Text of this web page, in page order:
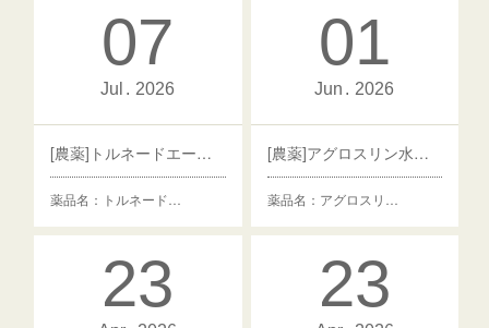
07
Jul 2026
[農薬]トルネードエースDF
薬品名：トルネード…
01
Jun 2026
[農薬]アグロスリン水和剤
薬品名：アグロスリ…
23 23